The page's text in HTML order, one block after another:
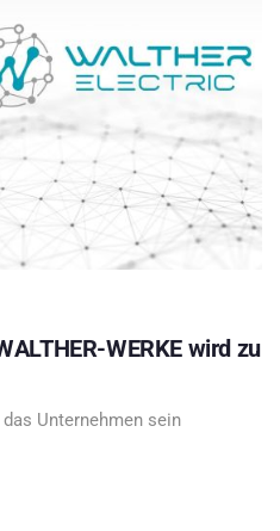
WERKE wird zu
Unternehmen sein